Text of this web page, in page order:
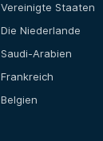
Vereinigte Staaten
Die Niederlande
Saudi-Arabien
Frankreich
Belgien